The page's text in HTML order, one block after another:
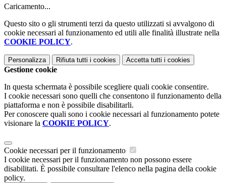
Caricamento...
Questo sito o gli strumenti terzi da questo utilizzati si avvalgono di
cookie necessari al funzionamento ed utili alle finalità illustrate nella
COOKIE POLICY.
Personalizza Rifiuta tutti i cookies Accetta tutti i cookies
Gestione cookie
In questa schermata è possibile scegliere quali cookie consentire.
I cookie necessari sono quelli che consentono il funzionamento della
piattaforma e non è possibile disabilitarli.
Per conoscere quali sono i cookie necessari al funzionamento potete
visionare la COOKIE POLICY.
Cookie necessari per il funzionamento
I cookie necessari per il funzionamento non possono essere
disabilitati. È possibile consultare l'elenco nella pagina della cookie
policy.